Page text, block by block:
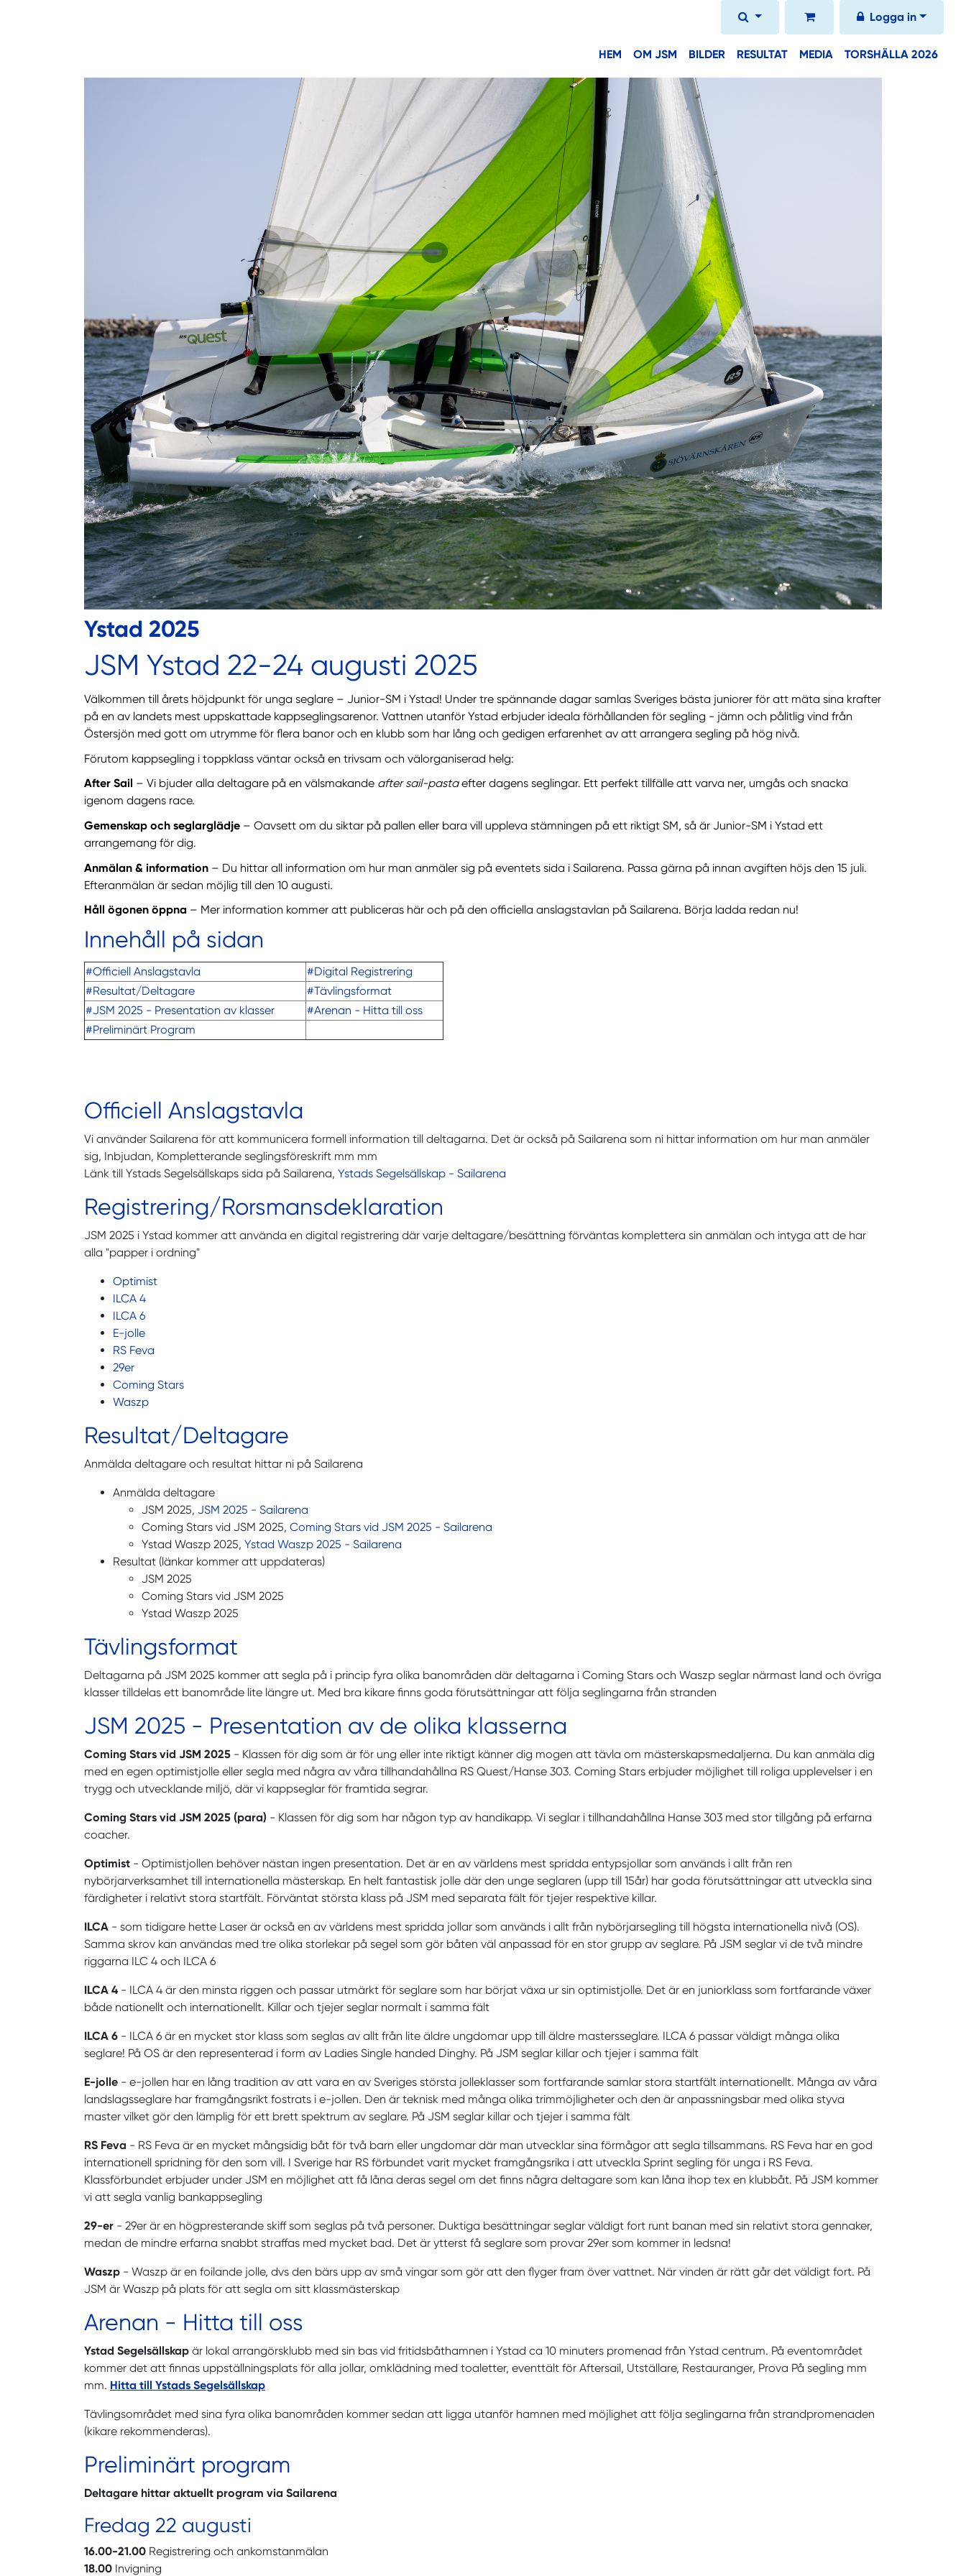
Logga in
HEM OM JSM BILDER RESULTAT MEDIA TORSHÄLLA 2026
Ystad 2025
JSM Ystad 22-24 augusti 2025
Välkommen till årets höjdpunkt för unga seglare – Junior-SM i Ystad! Under tre spännande dagar samlas Sveriges bästa juniorer för att mäta sina krafter
på en av landets mest uppskattade kappseglingsarenor. Vattnen utanför Ystad erbjuder ideala förhållanden för segling - jämn och pålitlig vind från
Östersjön med gott om utrymme för flera banor och en klubb som har lång och gedigen erfarenhet av att arrangera segling på hög nivå.
Förutom kappsegling i toppklass väntar också en trivsam och välorganiserad helg:
After Sail – Vi bjuder alla deltagare på en välsmakande after sail-pastaefter dagens seglingar. Ett perfekt tillfälle att varva ner, umgås och snacka
igenom dagens race.
Gemenskap och seglarglädje – Oavsett om du siktar på pallen eller bara vill uppleva stämningen på ett riktigt SM, så är Junior-SM i Ystad ett
arrangemang för dig.
Anmälan & information – Du hittar all information om hur man anmäler sig på eventets sida i Sailarena. Passa gärna på innan avgiften höjs den 15 juli.
Efteranmälan är sedan möjlig till den 10 augusti.
Håll ögonen öppna – Mer information kommer att publiceras här och på den officiella anslagstavlan på Sailarena. Börja ladda redan nu!
Innehåll på sidan
#Officiell Anslagstavla
#Digital Registrering
#Resultat/Deltagare
#Tävlingsformat
#JSM 2025 - Presentation av klasser
#Arenan - Hitta till oss
#Preliminärt Program
Officiell Anslagstavla
Vi använder Sailarena för att kommunicera formell information till deltagarna. Det är också på Sailarena som ni hittar information om hur man anmäler
sig, Inbjudan, Kompletterande seglingsföreskrift mm mm
Länk till Ystads Segelsällskaps sida på Sailarena, Ystads Segelsällskap - Sailarena
Registrering/Rorsmansdeklaration
JSM 2025 i Ystad kommer att använda en digital registrering där varje deltagare/besättning förväntas komplettera sin anmälan och intyga att de har
alla "papper i ordning"
Optimist
ILCA 4
ILCA 6
E-jolle
RS Feva
29er
Coming Stars
Waszp
Resultat/Deltagare
Anmälda deltagare och resultat hittar ni på Sailarena
Anmälda deltagare
JSM 2025, JSM 2025 - Sailarena
Coming Stars vid JSM 2025, Coming Stars vid JSM 2025 - Sailarena
Ystad Waszp 2025, Ystad Waszp 2025 - Sailarena
Resultat (länkar kommer att uppdateras)
JSM 2025
Coming Stars vid JSM 2025
Ystad Waszp 2025
Tävlingsformat
Deltagarna på JSM 2025 kommer att segla på i princip fyra olika banområden där deltagarna i Coming Stars och Waszp seglar närmast land och övriga
klasser tilldelas ett banområde lite längre ut. Med bra kikare finns goda förutsättningar att följa seglingarna från stranden
JSM 2025 - Presentation av de olika klasserna
Coming Stars vid JSM 2025 - Klassen för dig som är för ung eller inte riktigt känner dig mogen att tävla om mästerskapsmedaljerna. Du kan anmäla dig
med en egen optimistjolle eller segla med några av våra tillhandahållna RS Quest/Hanse 303. Coming Stars erbjuder möjlighet till roliga upplevelser i en
trygg och utvecklande miljö, där vi kappseglar för framtida segrar.
Coming Stars vid JSM 2025 (para) - Klassen för dig som har någon typ av handikapp. Vi seglar i tillhandahållna Hanse 303 med stor tillgång på erfarna
coacher.
Optimist - Optimistjollen behöver nästan ingen presentation. Det är en av världens mest spridda entypsjollar som används i allt från ren
nybörjarverksamhet till internationella mästerskap. En helt fantastisk jolle där den unge seglaren (upp till 15år) har goda förutsättningar att utveckla sina
färdigheter i relativt stora startfält. Förväntat största klass på JSM med separata fält för tjejer respektive killar.
ILCA - som tidigare hette Laser är också en av världens mest spridda jollar som används i allt från nybörjarsegling till högsta internationella nivå (OS).
Samma skrov kan användas med tre olika storlekar på segel som gör båten väl anpassad för en stor grupp av seglare. På JSM seglar vi de två mindre
riggarna ILC 4 och ILCA 6
ILCA 4 - ILCA 4 är den minsta riggen och passar utmärkt för seglare som har börjat växa ur sin optimistjolle. Det är en juniorklass som fortfarande växer
både nationellt och internationellt. Killar och tjejer seglar normalt i samma fält
ILCA 6 - ILCA 6 är en mycket stor klass som seglas av allt från lite äldre ungdomar upp till äldre mastersseglare. ILCA 6 passar väldigt många olika
seglare! På OS är den representerad i form av Ladies Single handed Dinghy. På JSM seglar killar och tjejer i samma fält
E-jolle - e-jollen har en lång tradition av att vara en av Sveriges största jolleklasser som fortfarande samlar stora startfält internationellt. Många av våra
landslagsseglare har framgångsrikt fostrats i e-jollen. Den är teknisk med många olika trimmöjligheter och den är anpassningsbar med olika styva
master vilket gör den lämplig för ett brett spektrum av seglare. På JSM seglar killar och tjejer i samma fält
RS Feva - RS Feva är en mycket mångsidig båt för två barn eller ungdomar där man utvecklar sina förmågor att segla tillsammans. RS Feva har en god
internationell spridning för den som vill. I Sverige har RS förbundet varit mycket framgångsrika i att utveckla Sprint segling för unga i RS Feva.
Klassförbundet erbjuder under JSM en möjlighet att få låna deras segel om det finns några deltagare som kan låna ihop tex en klubbåt. På JSM kommer
vi att segla vanlig bankappsegling
29-er - 29er är en högpresterande skiff som seglas på två personer. Duktiga besättningar seglar väldigt fort runt banan med sin relativt stora gennaker,
medan de mindre erfarna snabbt straffas med mycket bad. Det är ytterst få seglare som provar 29er som kommer in ledsna!
Waszp - Waszp är en foilande jolle, dvs den bärs upp av små vingar som gör att den flyger fram över vattnet. När vinden är rätt går det väldigt fort. På
JSM är Waszp på plats för att segla om sitt klassmästerskap
Arenan - Hitta till oss
Ystad Segelsällskap är lokal arrangörsklubb med sin bas vid fritidsbåthamnen i Ystad ca 10 minuters promenad från Ystad centrum. På eventområdet
kommer det att finnas uppställningsplats för alla jollar, omklädning med toaletter, eventtält för Aftersail, Utställare, Restauranger, Prova På segling mm
mm. Hitta till Ystads Segelsällskap
Tävlingsområdet med sina fyra olika banområden kommer sedan att ligga utanför hamnen med möjlighet att följa seglingarna från strandpromenaden
(kikare rekommenderas).
Preliminärt program
Deltagare hittar aktuellt program via Sailarena
Fredag 22 augusti
16.00-21.00 Registrering och ankomstanmälan
18.00 Invigning